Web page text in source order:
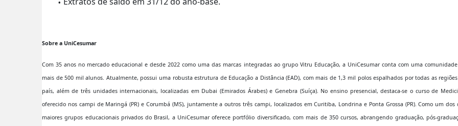
Sobre a UniCesumar
Com 35 anos no mercado educacional e desde 2022 como uma das marcas integradas ao grupo Vitru Educação, a UniCesumar conta com uma
mais de 500 mil alunos. Atualmente, possui uma robusta estrutura de Educação a Distância (EAD), com mais de 1,3 mil polos espalhados por todas as
país, além de três unidades internacionais, localizadas em Dubai (Emirados Árabes) e Genebra (Suíça). No ensino presencial, destaca-se o curso de
oferecido nos campi de Maringá (PR) e Corumbá (MS), juntamente a outros três campi, localizados em Curitiba, Londrina e Ponta Grossa (PR). Como um dos
maiores grupos educacionais privados do Brasil, a UniCesumar oferece portfólio diversificado, com mais de 350 cursos, abrangendo graduação, pós-